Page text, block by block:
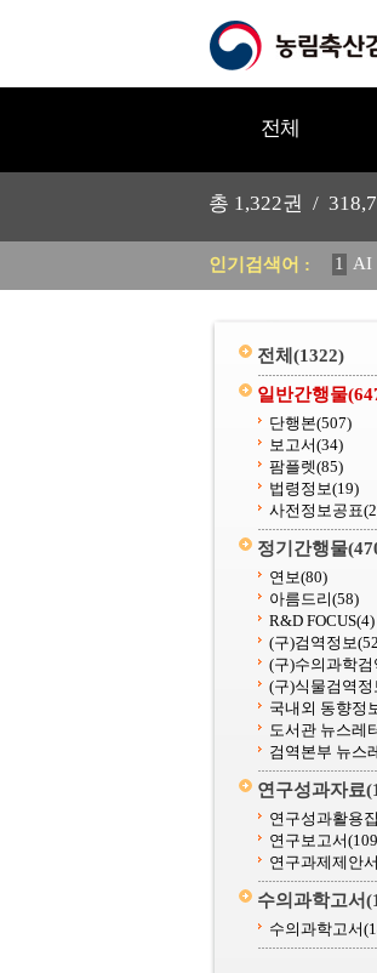
전체
총 1,322권 /
인기검색어 : 1 AI
11
전체 (1322)
일반간행물
단행본(507)
보고서(34)
팜플렛(85)
법령정보(19)
사전정보공표
정기간행물
연보(80)
아름드리(58)
R&D FOCUS(4)
(구)검역정보
(구)수의과학검
(구)식물검역정
국내외 동향정
도서관 뉴스레
검역본부 뉴스
연구성과자료
연구성과활용집
연구보고서
연구과제제안서
수의과학고서
수의과학고서